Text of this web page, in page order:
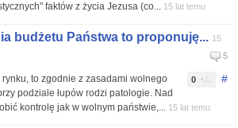
faktów z życia Jezusa (co... 15 lat temu
budżetu Państwa to proponuję... 15
5
#
0
to zgodnie z zasadami wolnego
podziale łupów rodzi patologie. Nad
kontrolę jak w wolnym państwie,... 15 lat temu